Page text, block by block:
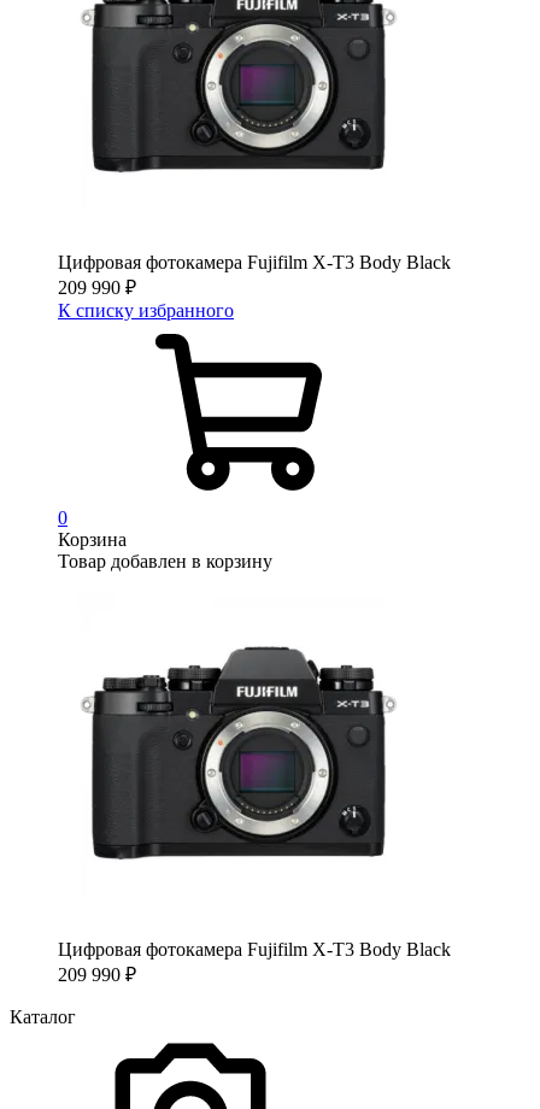
Цифровая фотокамера Fujifilm X-T3 Body Black
209 990 ₽
К списку избранного
0
Корзина
Товар добавлен в корзину
Цифровая фотокамера Fujifilm X-T3 Body Black
209 990 ₽
Каталог